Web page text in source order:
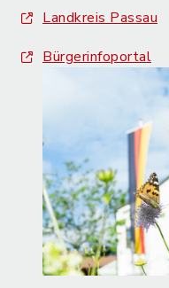
Landkreis Passau
Bürgerinfoportal